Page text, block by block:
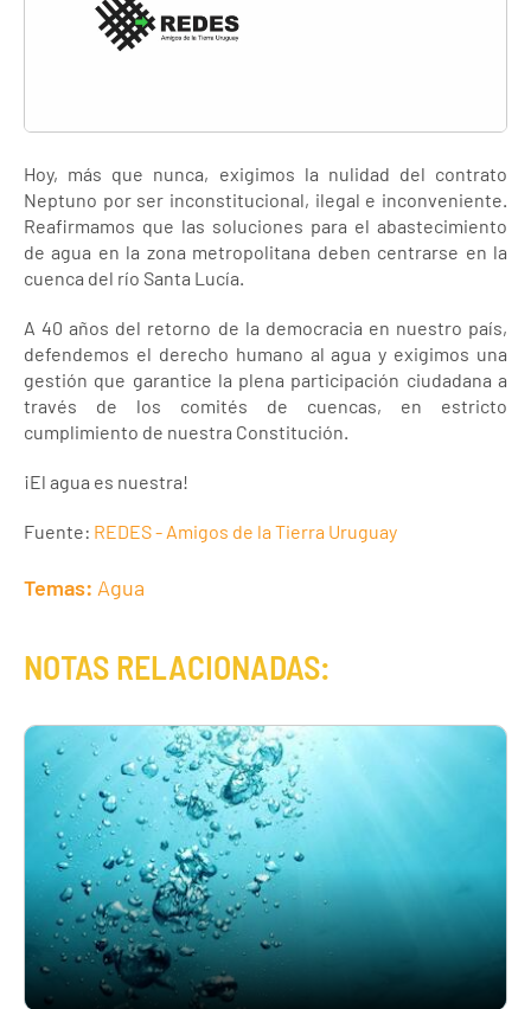
Hoy, más que nunca, exigimos la nulidad del contrato
Neptuno por ser inconstitucional, ilegal e inconveniente.
Reafirmamos que las soluciones para el abastecimiento
de agua en la zona metropolitana deben centrarse en la
cuenca del río Santa Lucía.
A 40 años del retorno de la democracia en nuestro país,
defendemos el derecho humano al agua y exigimos una
gestión que garantice la plena participación ciudadana a
través de los comités de cuencas, en estricto
cumplimiento de nuestra Constitución.
¡El agua es nuestra!
Fuente: REDES - Amigos de la Tierra Uruguay
Temas: Agua
NOTAS RELACIONADAS: